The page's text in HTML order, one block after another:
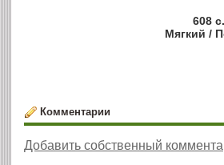
608
Мягкий /
Комментарии
Добавить собственный